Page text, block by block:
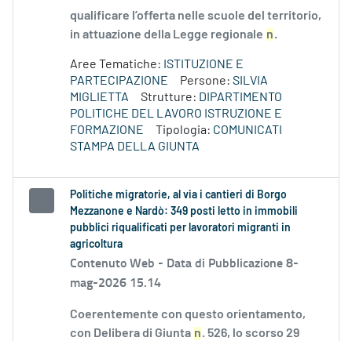
qualificare l’offerta nelle scuole del territorio,
in attuazione della Legge regionale n.
Aree Tematiche: ISTITUZIONE E
PARTECIPAZIONE
Persone: SILVIA
MIGLIETTA
Strutture: DIPARTIMENTO
POLITICHE DEL LAVORO ISTRUZIONE E
FORMAZIONE
Tipologia: COMUNICATI
STAMPA DELLA GIUNTA
Politiche migratorie, al via i cantieri di Borgo
Mezzanone e Nardò: 349 posti letto in immobili
pubblici riqualificati per lavoratori migranti in
agricoltura
Contenuto Web - Data di Pubblicazione 8-
mag-2026 15.14
Coerentemente con questo orientamento,
con Delibera di Giunta n. 526, lo scorso 29